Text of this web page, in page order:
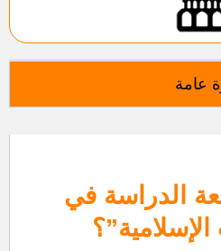
عامة
الدراسة في